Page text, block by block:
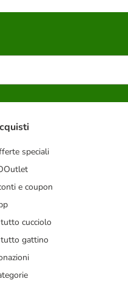
speciali
e coupon
cucciolo
gattino